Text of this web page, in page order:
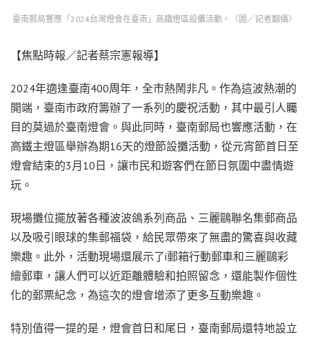
臺南郵局響應「2024台灣燈會在臺南」高鐵燈區設攤活動。〈圖／記者翻攝〉
【焦點時報／記者蔡宗憲報導】
2024年適逢臺南400周年，全市熱鬧非凡。作為這波熱潮的
開端，臺南市政府籌辦了一系列的慶祝活動，其中最引人矚
目的莫過於臺南燈會。與此同時，臺南郵局也響應活動，在
高鐵主燈區舉辦為期16天的燈節設攤活動，從元宵節首日至
燈會結束的3月10日，讓市民和遊客們在節日氛圍中盡情遊
玩。
現場攤位擺放著各種波波鴿系列商品、三麗鷗聯名集郵商品
以及吸引眼球的集郵福袋，給民眾帶來了無盡的驚喜與收藏
樂趣。此外，活動現場還展示了i郵箱行動郵車和三麗鷗彩
繪郵車，讓人們可以近距離體驗和拍照留念，還能製作個性
化的郵票紀念，為這次的燈會增添了更多互動樂趣。
特別值得一提的是，燈會首日和尾日，臺南郵局還特地設立